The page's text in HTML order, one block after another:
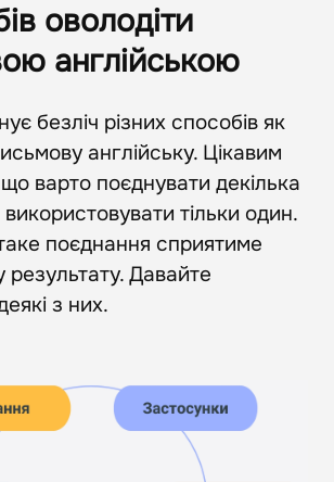
оволодіти
англійською
безліч різних способів як
англійську. Цікавим
варто поєднувати декілька
тільки один.
поєднання сприятиме
Давайте
з них.